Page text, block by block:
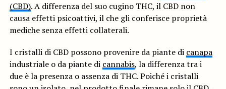
(CBD). A differenza del suo cugino THC, il CBD non
causa effetti psicoattivi, il che gli conferisce proprietà
mediche senza effetti collaterali.
I cristalli di CBD possono provenire da piante di canapa
industriale o da piante di cannabis, la differenza tra i
due è la presenza o assenza di THC. Poiché i cristalli